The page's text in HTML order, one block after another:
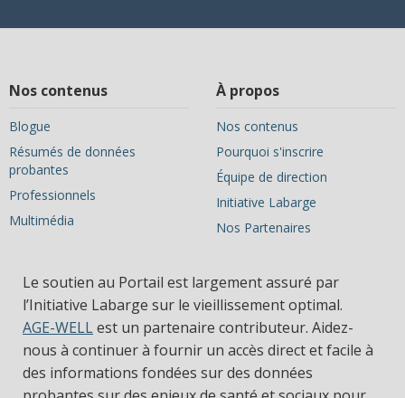
Nos contenus
Blogue
Résumés de données
probantes
Professionnels
Multimédia
À propos
Nos contenus
Pourquoi s'inscrire
Équipe de direction
Initiative Labarge
Nos Partenaires
Le soutien au Portail est largement assuré par
l’Initiative Labarge sur le vieillissement optimal.
AGE-WELLest un partenaire contributeur. Aidez-
nous à continuer à fournir un accès direct et facile à
des informations fondées sur des données